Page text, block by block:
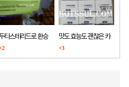
타스테리드로 환승
맛도 효능도 괜찮은 카
마그라
+3